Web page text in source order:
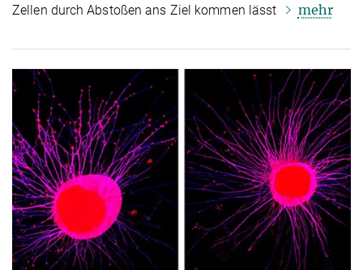
Zellen durch Abstoßen ans Ziel kommen lässt
mehr